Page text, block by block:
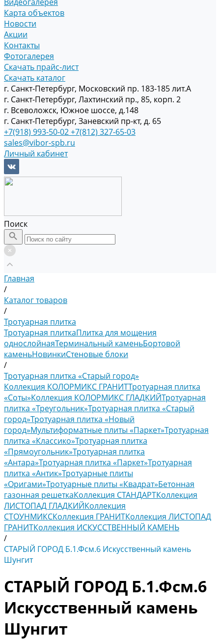
Карта объектов
Новости
Акции
Контакты
Фотогалерея
Скачать прайс-лист
Скачать каталог
г. Санкт-Петербург, Московский пр. 183-185 лит.А
г. Санкт-Петербург, Лахтинский пр., 85, корп. 2
г. Всеволожск, Южное шоссе, д.148
г. Санкт-Петербург, Заневский пр-кт, д. 65
+7(918) 993-50-02+7(812) 327-65-03
sales@vibor-spb.ru
Личный кабинет
Поиск
Главная
/
Каталог товаров
/
Тротуарная плитка
Тротуарная плиткаПлитка для мощения
однослойнаяТерминальный каменьБортовой
каменьНовинкиСтеновые блоки
/
Тротуарная плитка «Старый город»
Коллекция КОЛОРМИКС ГРАНИТТротуарная плитка
«Соты»Коллекция КОЛОРМИКС ГЛАДКИЙТротуарная
плитка «Треугольник»Тротуарная плитка «Старый
город»Тротуарная плитка «Новый
город»Мультиформатные плиты «Паркет»Тротуарная
плитка «Классико»Тротуарная плитка
«Прямоугольник»Тротуарная плитка
«Антара»Тротуарная плитка «Паркет»Тротуарная
плитка «Антик»Тротуарные плиты
«Оригами»Тротуарные плиты «Квадрат»Бетонная
газонная решеткаКоллекция СТАНДАРТКоллекция
ЛИСТОПАД ГЛАДКИЙКоллекция
СТОУНМИКСКоллекция ГРАНИТКоллекция ЛИСТОПАД
ГРАНИТКоллекция ИСКУССТВЕННЫЙ КАМЕНЬ
/
СТАРЫЙ ГОРОД Б.1.Фсм.6 Искусственный камень
Шунгит
СТАРЫЙ ГОРОД Б.1.Фсм.6
Искусственный камень
Шунгит